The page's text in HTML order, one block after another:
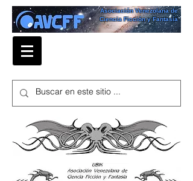
Asociación Venezolana de
Ciencia Ficción y Fantasía